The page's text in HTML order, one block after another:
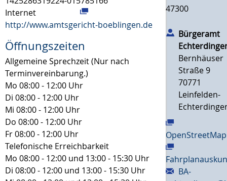
Internet
http://www.amtsgericht-boeblingen.de
Öffnungszeiten
Allgemeine Sprechzeit (Nur nach
Terminvereinbarung.)
Mo 08:00 - 12:00 Uhr
Di 08:00 - 12:00 Uhr
Mi 08:00 - 12:00 Uhr
Do 08:00 - 12:00 Uhr
Fr08:00 - 12:00 Uhr
Telefonische Erreichbarkeit
Mo 08:00 - 12:00 und 13:00 - 15:30 Uhr
Di 08:00 - 12:00 und 13:00 - 15:30 Uhr
47300
Bürgeramt
Bernhäuser
Straße 9
70771
Leinfelden-
OpenStreetMap
BA-